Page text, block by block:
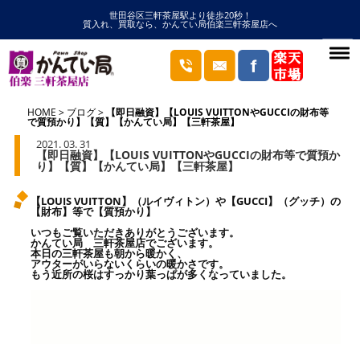
世田谷区三軒茶屋駅より徒歩20秒！
質入れ、買取なら、かんてい局伯楽三軒茶屋店へ
HOME ブログ 【即日融資】【LOUIS VUITTONやGUCCIの財布等
で質預かり】【質】【かんてい局】【三軒茶屋】
2021. 03. 31
【即日融資】【LOUIS VUITTONやGUCCIの財布等で質預か
り】【質】【かんてい局】【三軒茶屋】
【LOUIS VUITTON】（ルイヴィトン）や【GUCCI】（グッチ）の
【財布】等で【質預かり】
いつもご覧いただきありがとうございます。
かんてい局 三軒茶屋店でございます。
本日の三軒茶屋も朝から暖かく、
アウターがいらないくらいの暖かさです。
もう近所の桜はすっかり葉っぱが多くなっていました。